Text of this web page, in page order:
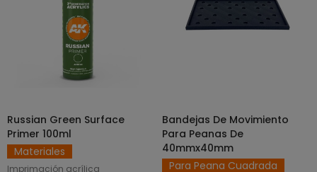
AÑADIR AL CARRITO
Russian Green Surface
Primer 100ml
Materiales
Imprimación acrílica
SELECCIONAR OPCIONES
Bandejas De Movimiento
Para Peanas De
40mmx40mm
Para Peana Cuadrada